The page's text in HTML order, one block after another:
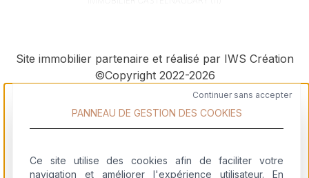
Site immobilier partenaire et réalisé par IWS Création
©Copyright 2022-2026
Continuer sans accepter
PANNEAU DE GESTION DES COOKIES
Ce site utilise des cookies afin de faciliter votre
navigation et améliorer l'expérience utilisateur. En